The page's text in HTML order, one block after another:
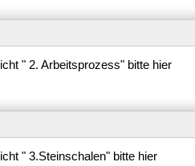
" 2. Arbeitsprozess" bitte hier
" 3.Steinschalen" bitte hier